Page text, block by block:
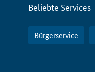
Servicemenü
Beliebte Services
Bürgerservice